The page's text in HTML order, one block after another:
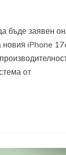
бъде заявен
iPhone
от